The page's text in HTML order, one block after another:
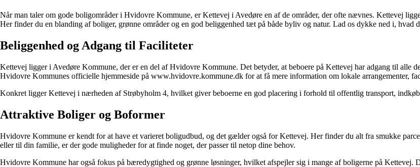
Når man taler om gode boligområder i Hvidovre Kommune, er Kettevej i Avedøre en af de områder, der ofte nævnes. Kettevej
Her finder du en blanding af boliger, grønne områder og en god beliggenhed tæt på både byliv og natur. Lad os dykke ned i, hvad
Beliggenhed og Adgang til Faciliteter
Kettevej ligger i Avedøre Kommune, der er en del af Hvidovre Kommune. Det betyder, at beboere på Kettevej har adgang til alle
Hvidovre Kommunes officielle hjemmeside på www.hvidovre.kommune.dk for at få mere information om lokale arrangementer,
Konkret ligger Kettevej i nærheden af Strøbyholm 4, hvilket giver beboerne en god placering i forhold til offentlig transport,
Attraktive Boliger og Boformer
Hvidovre Kommune er kendt for at have et varieret boligudbud, og det gælder også for Kettevej. Her finder du alt fra smukke
eller til din familie, er der gode muligheder for at finde noget, der passer til netop dine behov.
Hvidovre Kommune har også fokus på bæredygtighed og grønne løsninger, hvilket afspejler sig i mange af boligerne på